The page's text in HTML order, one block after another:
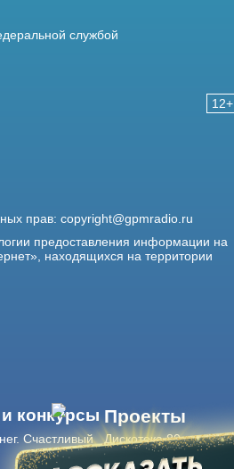
12+
службой
прав: copyright@gpmradio.ru
предоставления информации на
находящихся на территории
конкурсы
Счастливый
Проекты
Дискотека 80-х
Живые концерты